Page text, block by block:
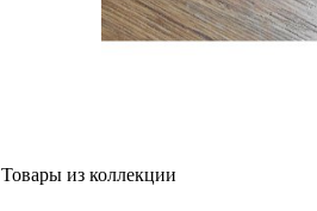
Товары из коллекции